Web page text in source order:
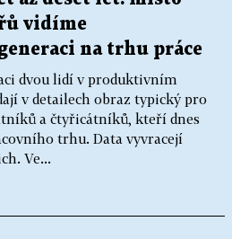
vidíme
na trhu práce
dvou lidí v produktivním
v detailech obraz typický pro
a čtyřicátníků, kteří dnes
trhu. Data vyvracejí
Ve...